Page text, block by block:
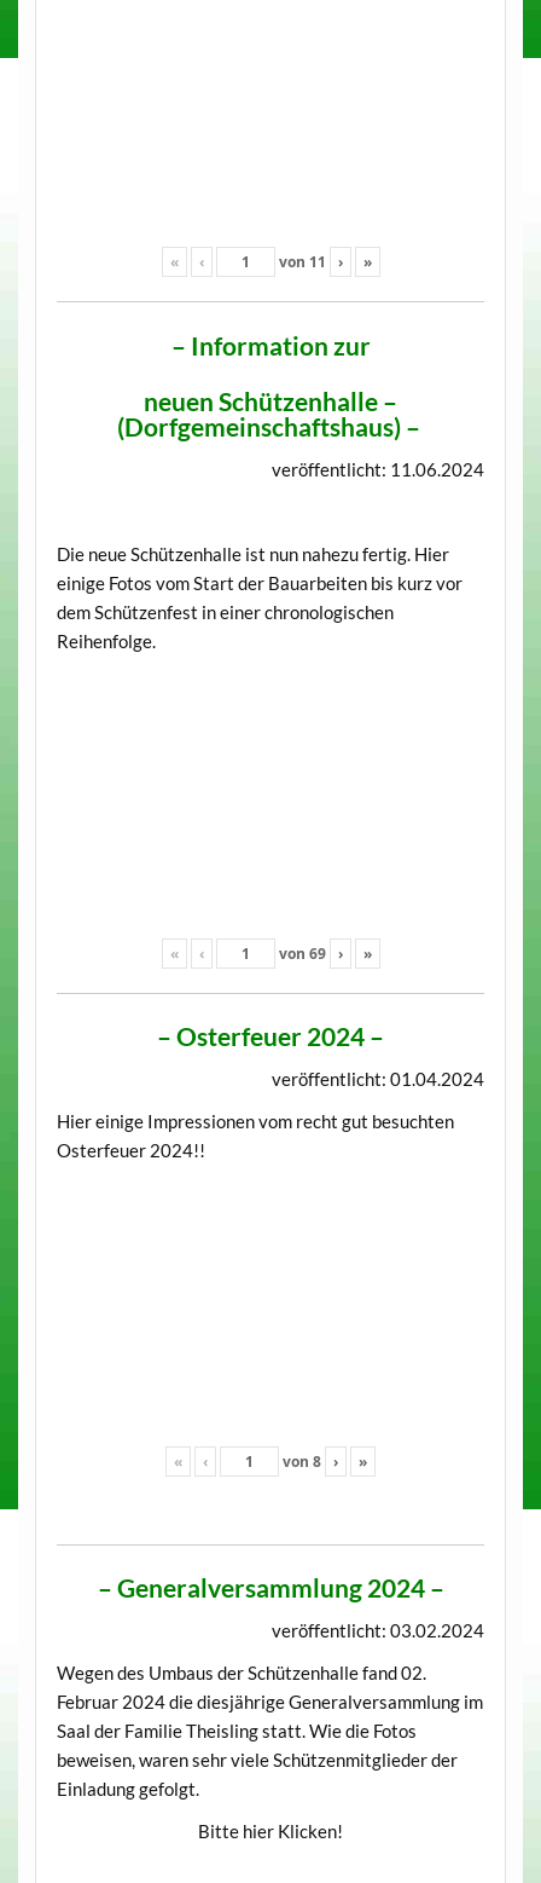
« ‹ von 11 › »
– Information zur
neuen Schützenhalle –
(Dorfgemeinschaftshaus)–
veröffentlicht: 11.06.2024
Die neue Schützenhalle ist nun nahezu fertig. Hier
einige Fotos vom Start der Bauarbeiten bis kurz vor
dem Schützenfest in einer chronologischen
Reihenfolge.
« ‹ von 69 › »
– Osterfeuer 2024 –
veröffentlicht: 01.04.2024
Hier einige Impressionen vom recht gut besuchten
Osterfeuer 2024!!
« ‹ von 8 › »
– Generalversammlung 2024 –
veröffentlicht: 03.02.2024
Wegen des Umbaus der Schützenhalle fand 02.
Februar 2024 die diesjährige Generalversammlung im
Saal der Familie Theisling statt. Wie die Fotos
beweisen, waren sehr viele Schützenmitglieder der
Einladung gefolgt.
Bitte hier Klicken!